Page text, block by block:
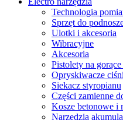
Technologia
Sprzęt do
Ulotki i akcesoria
Wibracyjne
Akcesoria
Pistolety na
Opryskiwacze
Siekacz styropianu
Części zamienne
Kosze betonowe i
Narzędzia